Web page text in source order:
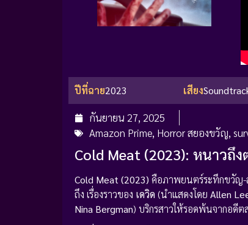
ปีที่ฉาย2023 เสียง
กันยายน 27, 2025
Amazon Prime, Horror สยองขวัญ,
Cold Meat (2023): หนาว
Cold Meat (2023) คือภาพยนตร์ระทึกขวัญ
ถึง เรื่องราวของ เดวิด (นำแสดงโดย Allen
Nina Bergman) บริกรสาวให้รอดพ้นจากอดี